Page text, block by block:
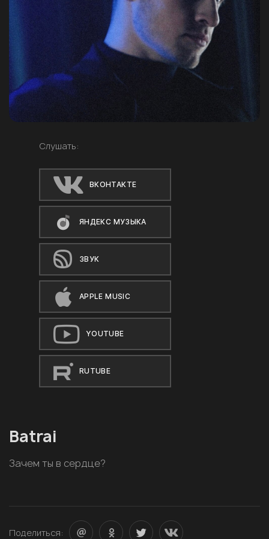
Слушать:
ВКОНТАКТЕ
ЯНДЕКС МУЗЫКА
ЗВУК
APPLE MUSIC
YOUTUBE
RUTUBE
Batrai
Зачем ты в сердце?
Поделиться: